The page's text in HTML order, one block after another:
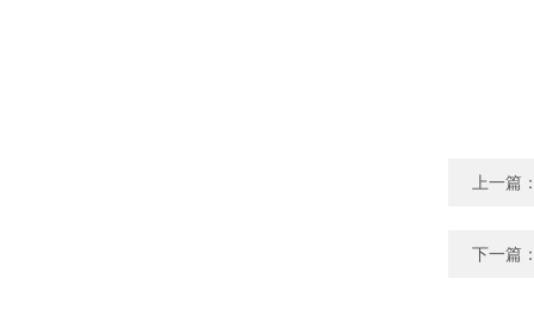
上一篇
下一篇